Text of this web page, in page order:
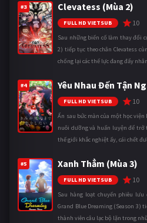
#3 Clevatess (Mùa 2)
FULL HD VIETSUB 10
Sau những biến cố làm thay đổi
2) tiếp tục theo chân Clevatess
chống lại các thế lực đang đẩy
#4 Yêu Nhau Đến Tận
FULL HD VIETSUB 10
Ẩn sau bức màn của một học
nuôi dưỡng và huấn luyện để trở
thế giới khắc nghiệt ấy, cái chết
#5 Xanh Thẳm (Mùa 3)
FULL HD VIETSUB 10
Sau hàng loạt chuyến phiêu
Grand Blue Dreaming (Season 3)
thành viên câu lạc bộ lặn trong